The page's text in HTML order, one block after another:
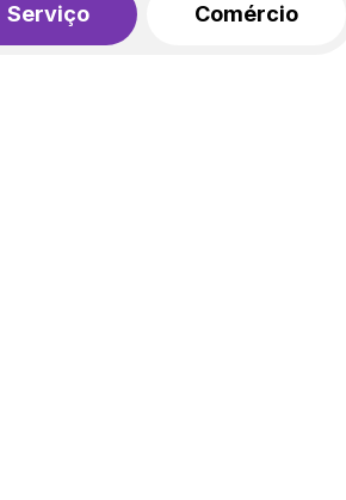
Serviço Comércio